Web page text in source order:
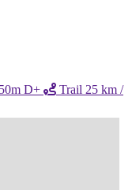
D+
Trail 25 km /